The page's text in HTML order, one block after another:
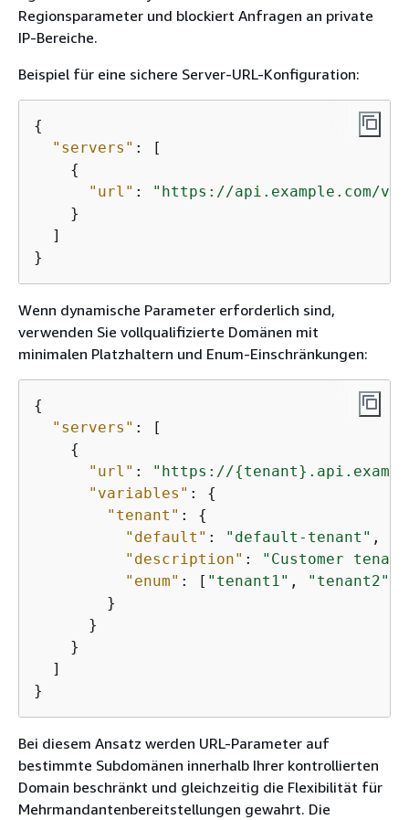
Regionsparameter und blockiert Anfragen an private
IP-Bereiche.
Beispiel für eine sichere Server-URL-Konfiguration:
{
"servers" : [
{
"url" :
"https://api.example.com/v1"
    }
  ]
}
Wenn dynamische Parameter erforderlich sind,
verwenden Sie vollqualifizierte Domänen mit
minimalen Platzhaltern und Enum-Einschränkungen:
{
"servers" : [
{
"url" : "https://{
"variables" : {
"tenant" : {
"default" : "default-tenant" ,
"description" :
"Customer
"enum" : [ "tenant1" , "tenant2"
        }
      }
    }
  ]
}
Bei diesem Ansatz werden URL-Parameter auf
bestimmte Subdomänen innerhalb Ihrer kontrollierten
Domain beschränkt und gleichzeitig die Flexibilität für
Mehrmandantenbereitstellungen gewahrt. Die